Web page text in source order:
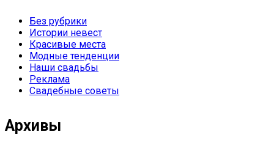
Без рубрики
Истории невест
Красивые места
Модные тенденции
Наши свадьбы
Реклама
Свадебные советы
Архивы